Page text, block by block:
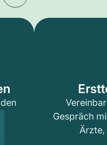
Gespräch